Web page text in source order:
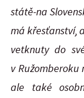
státě-na
má křesťanství,
vetknuty do
v Ružomberoku
ale také